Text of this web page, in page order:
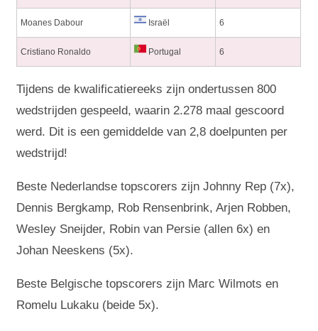
Moanes Dabour Israël 6
Cristiano Ronaldo Portugal 6
Tijdens de kwalificatiereeks zijn ondertussen 800
wedstrijden gespeeld, waarin 2.278 maal gescoord
werd. Dit is een gemiddelde van 2,8 doelpunten per
wedstrijd!
Beste Nederlandse topscorers zijn Johnny Rep (7x),
Dennis Bergkamp, Rob Rensenbrink, Arjen Robben,
Wesley Sneijder, Robin van Persie (allen 6x) en
Johan Neeskens (5x).
Beste Belgische topscorers zijn Marc Wilmots en
Romelu Lukaku (beide 5x).